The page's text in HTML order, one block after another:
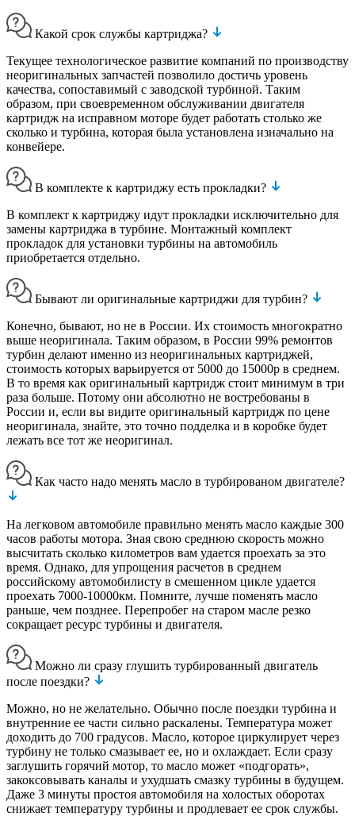
Какой срок службы картриджа?
Текущее технологическое развитие компаний по производству
неоригинальных запчастей позволило достичь уровень
качества, сопоставимый с заводской турбиной. Таким
образом, при своевременном обслуживании двигателя
картридж на исправном моторе будет работать столько же
сколько и турбина, которая была установлена изначально на
конвейере.
В комплекте к картриджу есть прокладки?
В комплект к картриджу идут прокладки исключительно для
замены картриджа в турбине. Монтажный комплект
прокладок для установки турбины на автомобиль
приобретается отдельно.
Бывают ли оригинальные картриджи для турбин?
Конечно, бывают, но не в России. Их стоимость многократно
выше неоригинала. Таким образом, в России 99% ремонтов
турбин делают именно из неоригинальных картриджей,
стоимость которых варьируется от 5000 до 15000р в среднем.
В то время как оригинальный картридж стоит минимум в три
раза больше. Потому они абсолютно не востребованы в
России и, если вы видите оригинальный картридж по цене
неоригинала, знайте, это точно подделка и в коробке будет
лежать все тот же неоригинал.
Как часто надо менять масло в турбированом двигателе?
На легковом автомобиле правильно менять масло каждые 300
часов работы мотора. Зная свою среднюю скорость можно
высчитать сколько километров вам удается проехать за это
время. Однако, для упрощения расчетов в среднем
российскому автомобилисту в смешенном цикле удается
проехать 7000-10000км. Помните, лучше поменять масло
раньше, чем позднее. Перепробег на старом масле резко
сокращает ресурс турбины и двигателя.
Можно ли сразу глушить турбированный двигатель
после поездки?
Можно, но не желательно. Обычно после поездки турбина и
внутренние ее части сильно раскалены. Температура может
доходить до 700 градусов. Масло, которое циркулирует через
турбину не только смазывает ее, но и охлаждает. Если сразу
заглушить горячий мотор, то масло может «подгорать»,
закоксовывать каналы и ухудшать смазку турбины в будущем.
Даже 3 минуты простоя автомобиля на холостых оборотах
снижает температуру турбины и продлевает ее срок службы.